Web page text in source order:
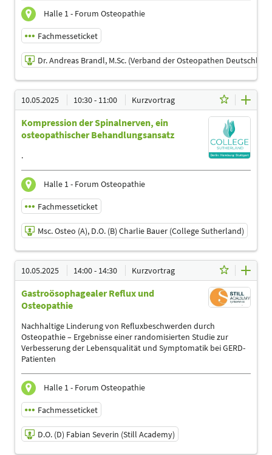
Ergotherapeuten | Heilpraktiker | Logopäden,
Sprachtherapeuten | Masseure und med. Bademeister |
Physiotherapeuten | Podologen | Sporttherapeuten |
Sportwissenschaftler | Trainer, Übungsleiter Reha-und
Gesundheitssport | Ärzte
Halle 1 - Forum Osteopathie
Fachmesseticket
Dr. Andreas Brandl, M.Sc. (Verband der Osteopathen Deutschland
09.05.2025 | 14:30 - 15:00
Dr. Andreas Brandl, M.Sc. (Verband der Osteopathen
Deutschland e.V.)
Referent
Themen
Ergotherapeuten | Heilpraktiker | Logopäden,
Sprachtherapeuten | Masseure und med. Bademeister |
Physiotherapeuten | Podologen | Sporttherapeuten |
Sportwissenschaftler | Trainer, Übungsleiter Reha-und
Gesundheitssport | Ärzte
10.05.2025 10:30 - 11:00 Kurzvortrag
Kompression der Spinalnerven, ein
osteopathischer Behandlungsansatz
.
Halle 1 - Forum Osteopathie
Fachmesseticket
Msc. Osteo (A), D.O. (B) Charlie Bauer (College Sutherland)
10.05.2025 | 10:30 - 11:00
Msc. Osteo (A), D.O. (B) Charlie Bauer (College
Sutherland)
Referent
Deutsch
Themen
Ergotherapeuten | Heilpraktiker | Logopäden,
Sprachtherapeuten | Masseure und med. Bademeister |
Physiotherapeuten | Podologen | Sporttherapeuten |
Sportwissenschaftler | Trainer, Übungsleiter Reha-und
Gesundheitssport | Ärzte
10.05.2025 14:00 - 14:30 Kurzvortrag
Gastroösophagealer Reflux und
Osteopathie
Nachhaltige Linderung von Refluxbeschwerden durch
Osteopathie – Ergebnisse einer randomisierten Studie zur
Verbesserung der Lebensqualität und Symptomatik bei GERD-
Patienten
Halle 1 - Forum Osteopathie
Fachmesseticket
D.O. (D) Fabian Severin (Still Academy)